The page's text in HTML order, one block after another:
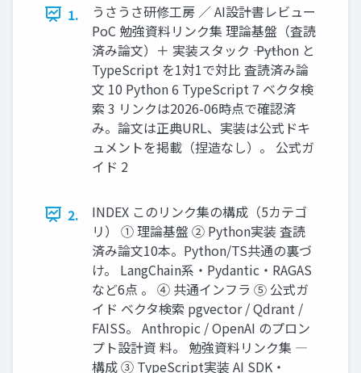
1.
うさうさ研修工房 ／ AI設計書レビュー
PoC 勉強資料リンク集 理論基盤（査読
済み論文）＋ 実装スタック ―― Python と
TypeScript を1対1で対比 査読済み論
文 10 Python 6 TypeScript 7 ベクタ検
索 3 リンクは2026-06時点で確認済
み。論文は正典URL、実装は公式ドキ
ュメントを掲載（捏造なし）。 公式ガ
イド 2
2.
INDEX このリンク集の構成（5カテゴ
リ） ① 理論基盤 ② Python実装 査読
済み論文10本。Python/TS共通の裏づ
け。 LangChain系・Pydantic・RAGAS
など6点 。 ④ 共通インフラ ⑤ 公式ガ
イド ベクタ検索 pgvector / Qdrant /
FAISS。 Anthropic / OpenAI のプロン
プト設計資 料。 勉強資料リンク集 ―
構成 ③ TypeScript実装 AI SDK・